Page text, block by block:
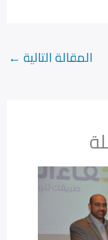
المقالة التالية ←